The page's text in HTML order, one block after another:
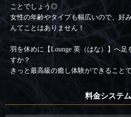
ことでしょう◎
女性の年齢やタイプも幅広いので、好
んてことはありません！
羽を休めに【Lounge 英（はな）】へ
すか？
きっと最高級の癒し体験ができることで
料金システム